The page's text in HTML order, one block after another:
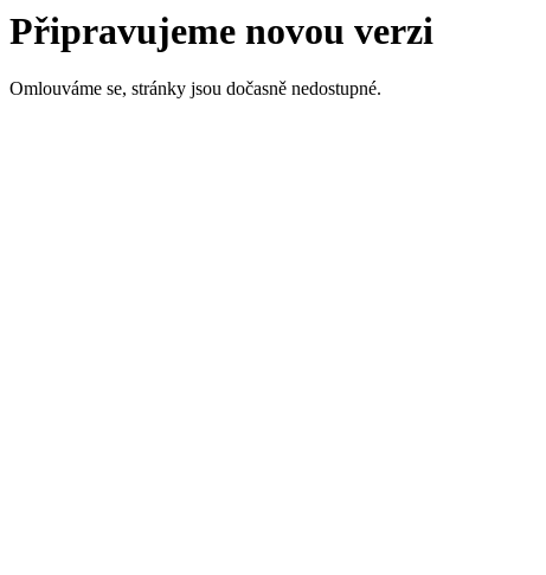
Připravujeme novou verzi
Omlouváme se, stránky jsou dočasně nedostupné.